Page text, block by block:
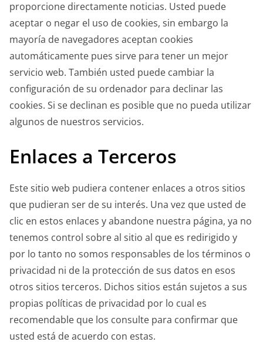
proporcione directamente noticias. Usted puede
aceptar o negar el uso de cookies, sin embargo la
mayoría de navegadores aceptan cookies
automáticamente pues sirve para tener un mejor
servicio web. También usted puede cambiar la
configuración de su ordenador para declinar las
cookies. Si se declinan es posible que no pueda utilizar
algunos de nuestros servicios.
Enlaces a Terceros
Este sitio web pudiera contener enlaces a otros sitios
que pudieran ser de su interés. Una vez que usted de
clic en estos enlaces y abandone nuestra página, ya no
tenemos control sobre al sitio al que es redirigido y
por lo tanto no somos responsables de los términos o
privacidad ni de la protección de sus datos en esos
otros sitios terceros. Dichos sitios están sujetos a sus
propias políticas de privacidad por lo cual es
recomendable que los consulte para confirmar que
usted está de acuerdo con estas.